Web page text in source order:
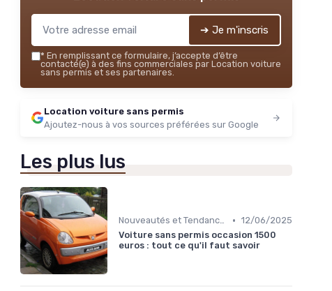
➔ Je m'inscris
* En remplissant ce formulaire, j’accepte d’être
contacté(e) à des fins commerciales par Location voiture
sans permis et ses partenaires.
Location voiture sans permis
Ajoutez-nous à vos sources préférées sur Google
Les plus lus
Nouveautés et Tendances • 12/06/2025
Voiture sans permis occasion 1500
euros : tout ce qu'il faut savoir